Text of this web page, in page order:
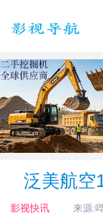
泛美航空
影视快讯 来源: